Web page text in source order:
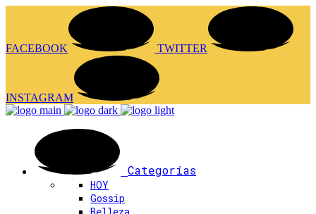
FACEBOOK TWITTER
INSTAGRAM
Categorías
HOY
Gossip
Belleza